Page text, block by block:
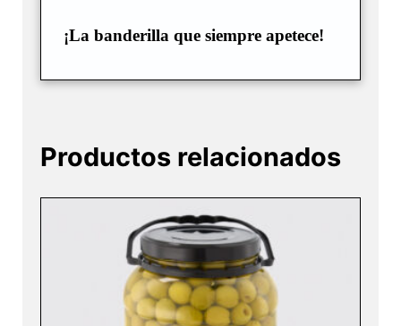
¡La banderilla que siempre apetece!
Productos relacionados
producto
tiene
múltiples
variantes.
Las